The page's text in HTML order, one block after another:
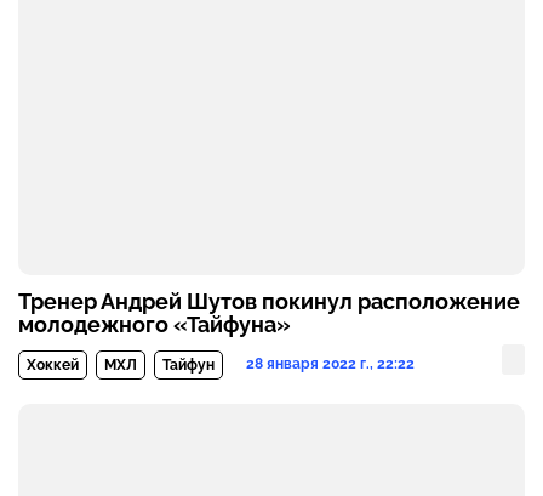
Тренер Андрей Шутов покинул расположение
молодежного «Тайфуна»
Хоккей МХЛ Тайфун 28 января 2022 г., 22:22